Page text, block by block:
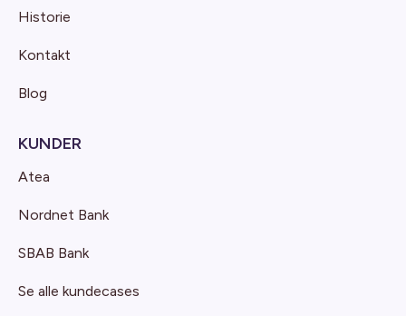
Historie
Kontakt
Blog
KUNDER
Atea
Nordnet Bank
SBAB Bank
Se alle kundecases